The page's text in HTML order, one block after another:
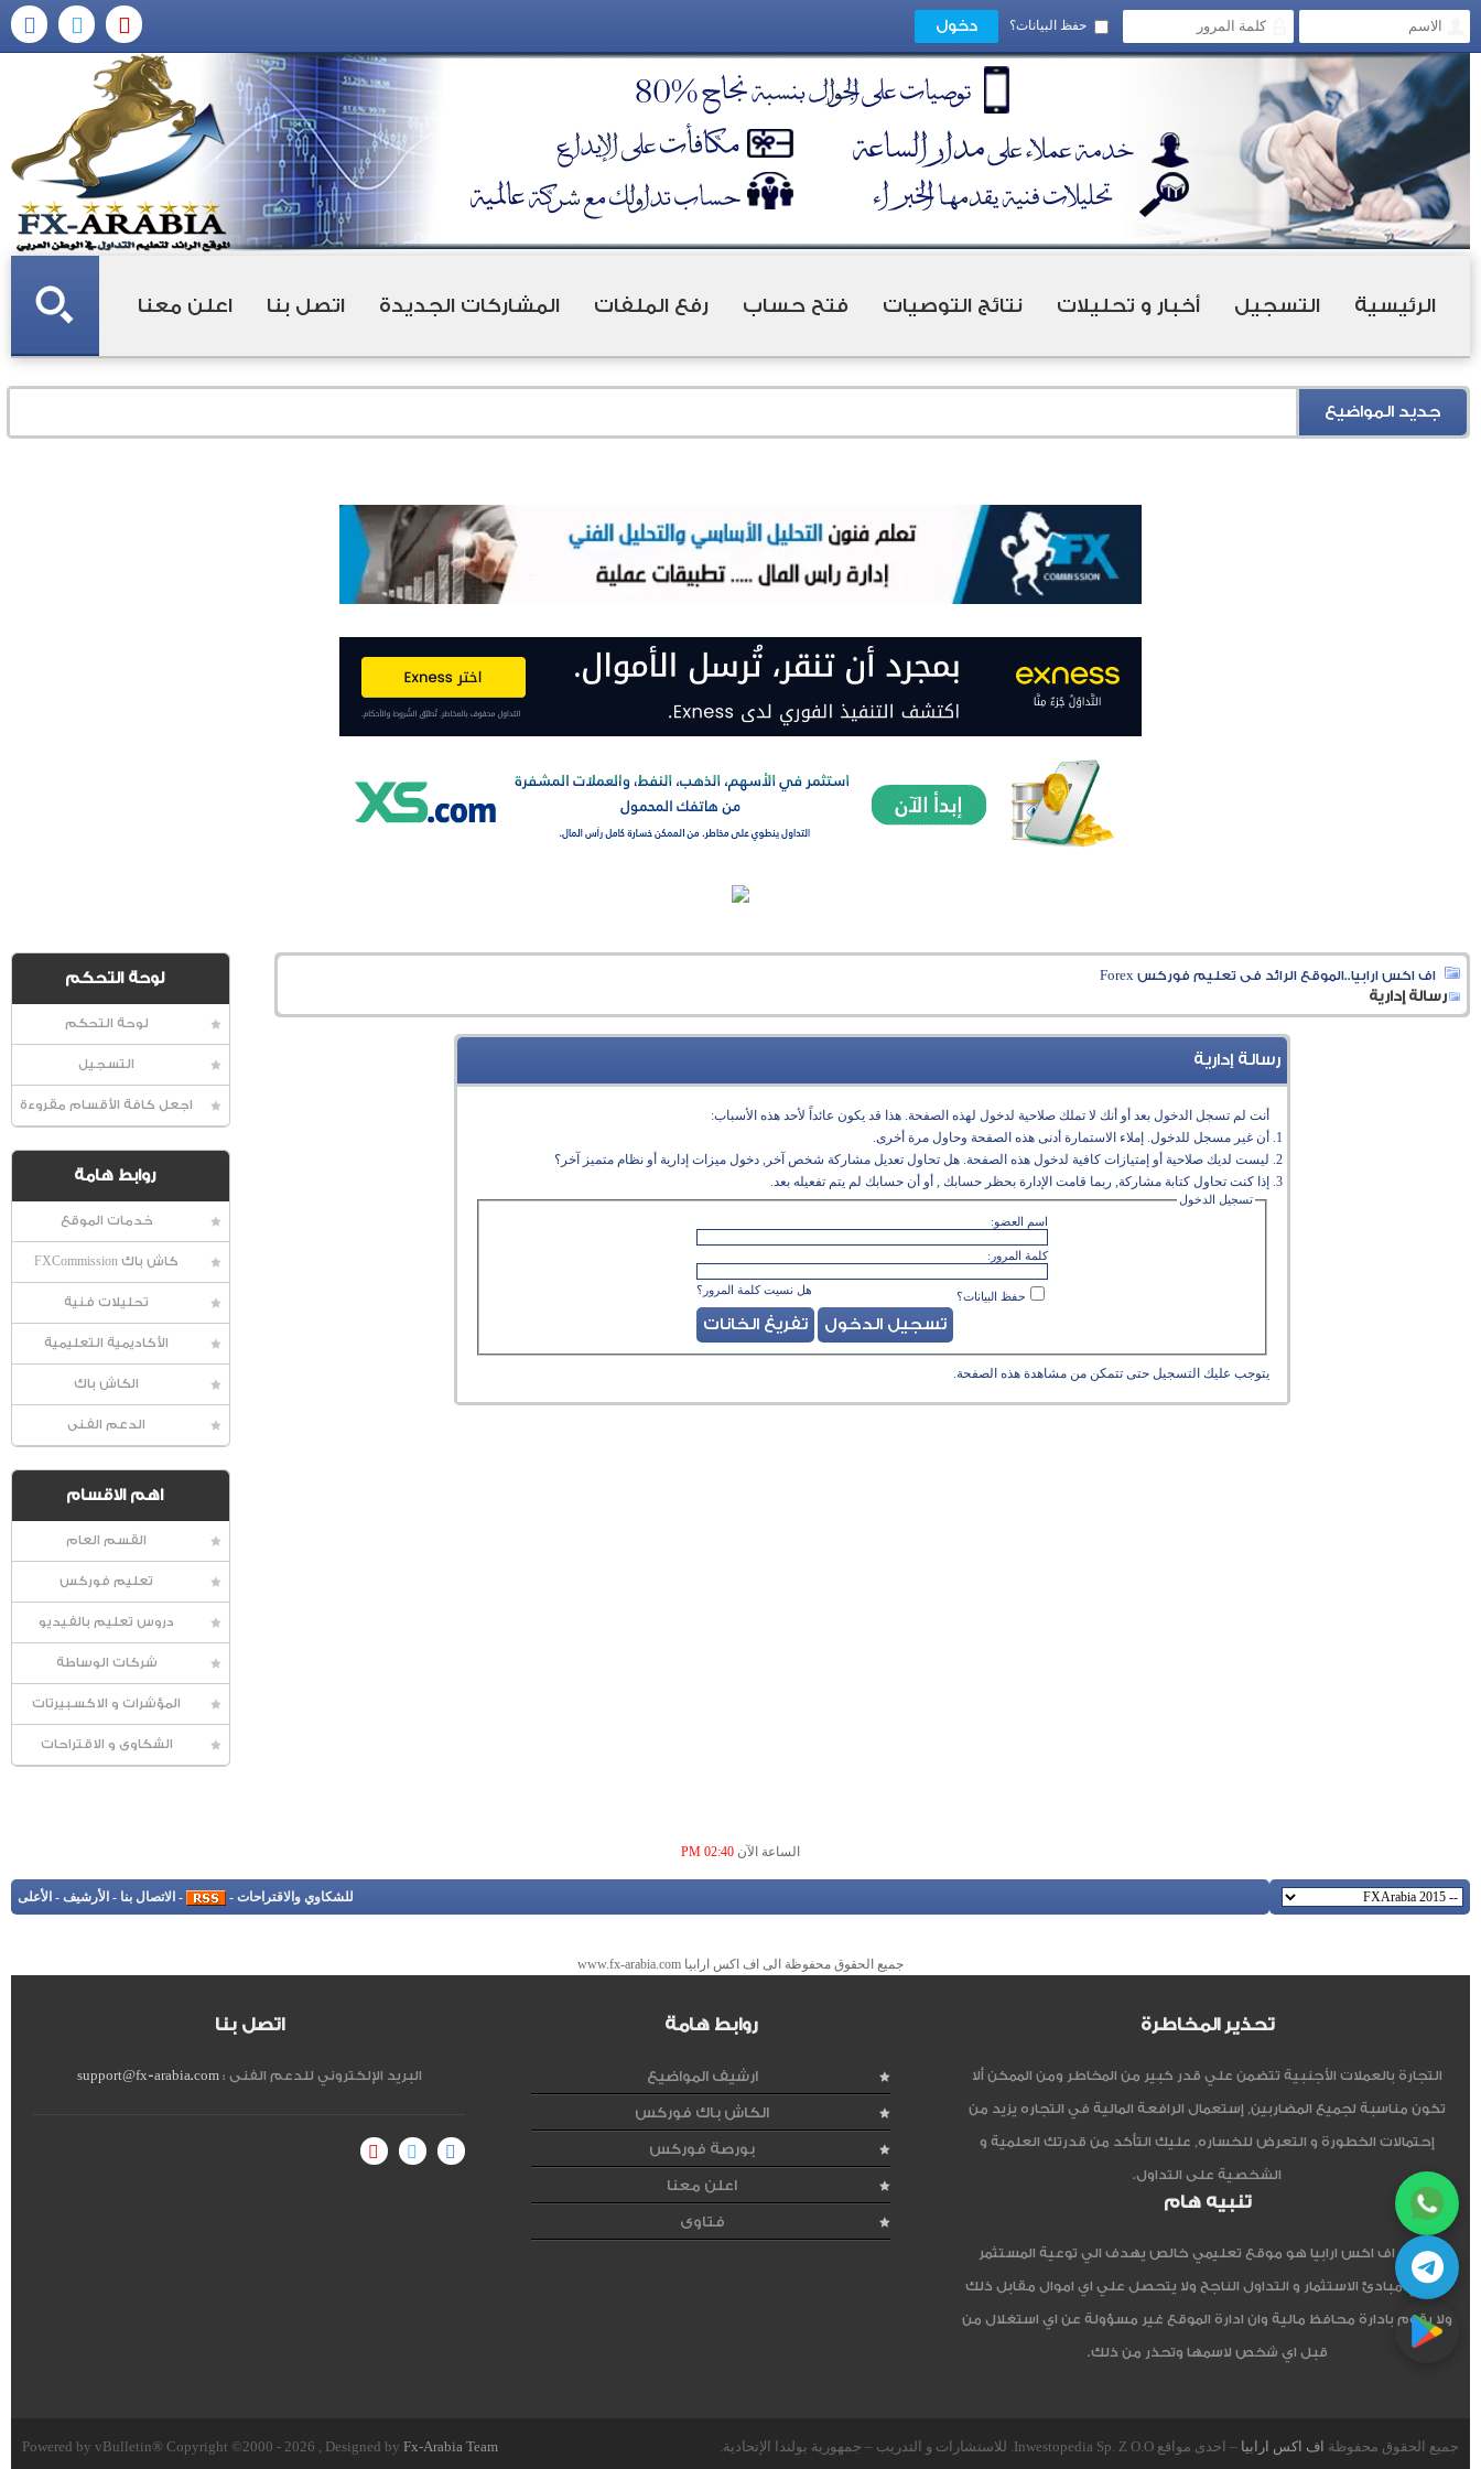
حفظ البيانات؟
الرئيسية التسجيل أخبار و تحليلات نتائج التوصيات فتح حساب رفع الملفات المشاركات الجديدة اتصل بنا اعلن معنا
جديد المواضيع
لوحة التحكم
لوحة التحكم
التسجيل
اجعل كافة الأقسام مقروءة
روابط هامة
خدمات الموقع
كاش باك FXCommission
تحليلات فنية
الأكاديمية التعليمية
الكاش باك
الدعم الفنى
اهم الاقسام
القسم العام
تعليم فوركس
دروس تعليم بالفيديو
شركات الوساطة
المؤشرات و الاكسبيرتات
الشكاوى و الاقتراحات
اف اكس ارابيا..الموقع الرائد فى تعليم فوركس Forex
رسالة إدارية
رسالة إدارية
أنت لم تسجل الدخول بعد أو أنك لا تملك صلاحية لدخول لهذه الصفحة. هذا قد يكون عائداً لأحد هذه الأسباب:
أن غير مسجل للدخول. إملاء الاستمارة أدنى هذه الصفحة وحاول مرة أخرى.
ليست لديك صلاحية أو إمتيازات كافية لدخول هذه الصفحة. هل تحاول تعديل مشاركة شخص آخر, دخول ميزات إدارية أو نظام متميز آخر؟
إذا كنت تحاول كتابة مشاركة, ربما قامت الإدارة بحظر حسابك , أو أن حسابك لم يتم تفعيله بعد.
تسجيل الدخول
اسم العضو:
كلمة المرور:
هل نسيت كلمة المرور؟ حفظ البيانات؟
يتوجب عليكالتسجيل حتى تتمكن من مشاهدة هذه الصفحة.
الساعة الآن 02:40 PM
للشكاوي والاقتراحات -
- الاتصال بنا - الأرشيف - الأعلى
جميع الحقوق محفوظة الى اف اكس ارابيا www.fx-arabia.com
تحذير المخاطرة
التجارة بالعملات الأجنبية تتضمن علي قدر كبير من المخاطر ومن الممكن ألا
تكون مناسبة لجميع المضاربين, إستعمال الرافعة المالية في التجاره يزيد من
إحتمالات الخطورة و التعرض للخساره, عليك التأكد من قدرتك العلمية و
الشخصية على التداول.
تنبيه هام
موقع اف اكس ارابيا هو موقع تعليمي خالص يهدف الي توعية المستثمر
العربي مبادئ الاستثمار و التداول الناجح ولا يتحصل علي اي اموال مقابل ذلك
ولا يقوم بادارة محافظ مالية وان ادارة الموقع غير مسؤولة عن اي استغلال من
قبل اي شخص لاسمها وتحذر من ذلك.
روابط هامة
ارشيف المواضيع
الكاش باك فوركس
بورصة فوركس
اعلن معنا
فتاوى
اتصل بنا
البريد الإلكتروني للدعم الفنى :support@fx-arabia.com
جميع الحقوق محفوظة اف اكس ارابيا – احدى مواقع Inwestopedia Sp. Z O.O. للاستشارات و التدريب – جمهورية بولندا الإتحادية. Powered by vBulletin® Copyright ©2000 - 2026 , Designed by Fx-Arabia Team